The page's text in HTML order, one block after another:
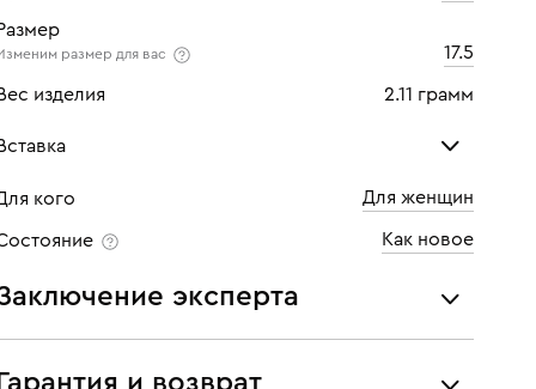
размер для вас 17.5
изделия 2.11 грамм
Бриллиант
Количество 1 шт
Каратность 0,35
кого Для женщин
Как новое
эксперта
украшения проходят экспертизу подлинности и
характеристикам ювелирных изделий,
Гарантия и возврат